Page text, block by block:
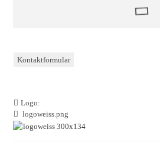
Kontaktformular
Logo:
logoweiss.png